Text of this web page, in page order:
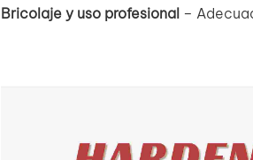
Bricolaje y uso profesional –